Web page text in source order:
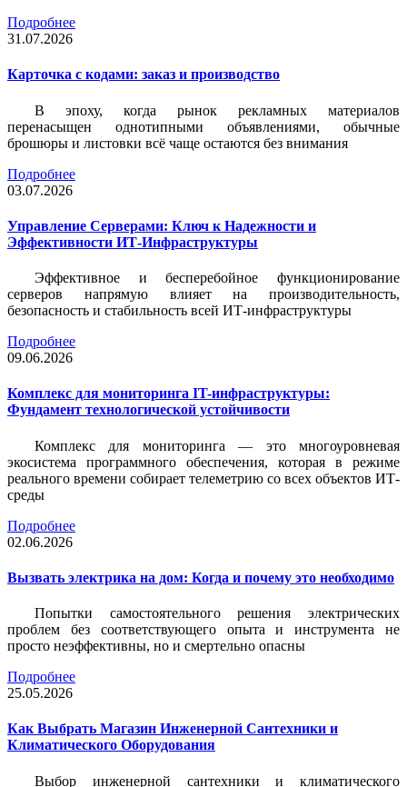
Подробнее
31.07.2026
Карточка c кодами: заказ и производство
В эпоху, когда рынок рекламных материалов
перенасыщен однотипными объявлениями, обычные
брошюры и листовки всё чаще остаются без внимания
Подробнее
03.07.2026
Управление Серверами: Ключ к Надежности и
Эффективности ИТ-Инфраструктуры
Эффективное и бесперебойное функционирование
серверов напрямую влияет на производительность,
безопасность и стабильность всей ИТ-инфраструктуры
Подробнее
09.06.2026
Комплекс для мониторинга IT-инфраструктуры:
Фундамент технологической устойчивости
Комплекс для мониторинга — это многоуровневая
экосистема программного обеспечения, которая в режиме
реального времени собирает телеметрию со всех объектов ИТ-
среды
Подробнее
02.06.2026
Вызвать электрика на дом: Когда и почему это необходимо
Попытки самостоятельного решения электрических
проблем без соответствующего опыта и инструмента не
просто неэффективны, но и смертельно опасны
Подробнее
25.05.2026
Как Выбрать Магазин Инженерной Сантехники и
Климатического Оборудования
Выбор инженерной сантехники и климатического